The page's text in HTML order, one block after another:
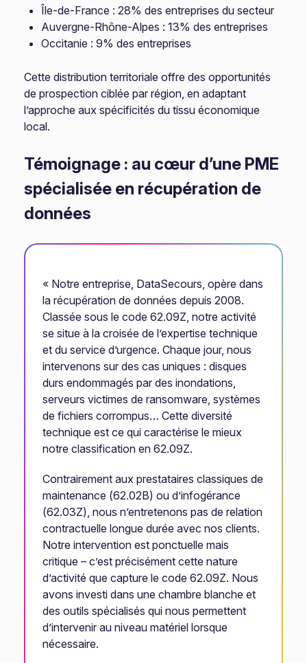
Île-de-France : 28% des entreprises du secteur
Auvergne-Rhône-Alpes : 13% des entreprises
Occitanie : 9% des entreprises
Cette distribution territoriale offre des opportunités
de prospection ciblée par région, en adaptant
l’approche aux spécificités du tissu économique
local.
Témoignage : au cœur d’une PME
spécialisée en récupération de
données
« Notre entreprise, DataSecours, opère dans
la récupération de données depuis 2008.
Classée sous le code 62.09Z, notre activité
se situe à la croisée de l’expertise technique
et du service d’urgence. Chaque jour, nous
intervenons sur des cas uniques : disques
durs endommagés par des inondations,
serveurs victimes de ransomware, systèmes
de fichiers corrompus… Cette diversité
technique est ce qui caractérise le mieux
notre classification en 62.09Z.
Contrairement aux prestataires classiques de
maintenance (62.02B) ou d’infogérance
(62.03Z), nous n’entretenons pas de relation
contractuelle longue durée avec nos clients.
Notre intervention est ponctuelle mais
critique – c’est précisément cette nature
d’activité que capture le code 62.09Z. Nous
avons investi dans une chambre blanche et
des outils spécialisés qui nous permettent
d’intervenir au niveau matériel lorsque
nécessaire.